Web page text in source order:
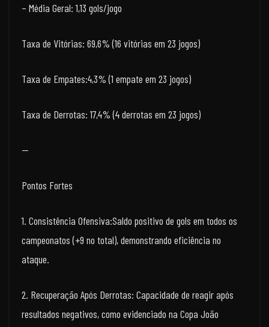
– Média Geral: 1,13 gols/jogo
Taxa de Vitórias: 69,6% (16 vitórias em 23 jogos)
Taxa de Empates:4,3% (1 empate em 23 jogos)
Taxa de Derrotas: 17,4% (4 derrotas em 23 jogos)
—
Pontos Fortes
1. Consistência Ofensiva:Saldo positivo de gols em todos os
campeonatos (+9 no total), demonstrando eficiência no
ataque.
2. Recuperação Após Derrotas: Capacidade de reagir após
resultados negativos, como evidenciado na Copa João